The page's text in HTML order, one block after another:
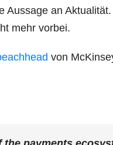
Aus­sa­ge an
mehr vorbei.
von